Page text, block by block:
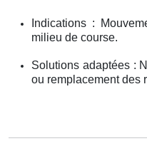
Indications :
milieu de course.
Solutions adaptées :
ou remplacement des